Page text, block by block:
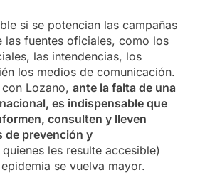
si se potencian las campañas
las fuentes oficiales, como los
las intendencias, los
los medios de comunicación.
Lozano, ante la falta de una
es indispensable que
consulten y lleven
de prevención y
les resulte accesible)
se vuelva mayor.